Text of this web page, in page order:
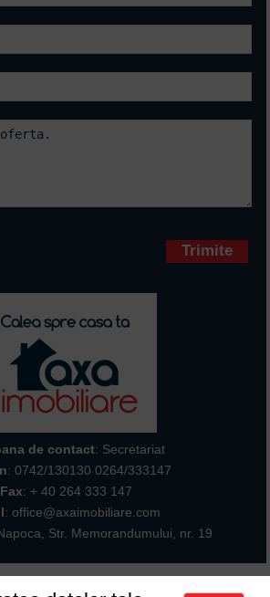
de contact: Secretariat
: 0742/130130 0264/333147
Fax: + 40 264 333 147
: office@axaimobiliare.com
Str. Memorandumului, nr. 19